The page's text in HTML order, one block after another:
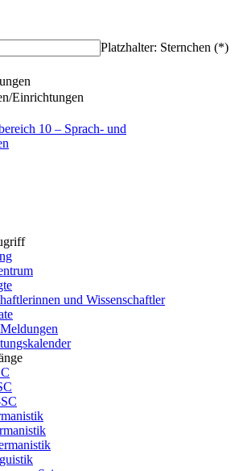
Platzhalter: Sternchen (*)
Einrichtungen
10 – Sprach- und
und Wissenschaftler